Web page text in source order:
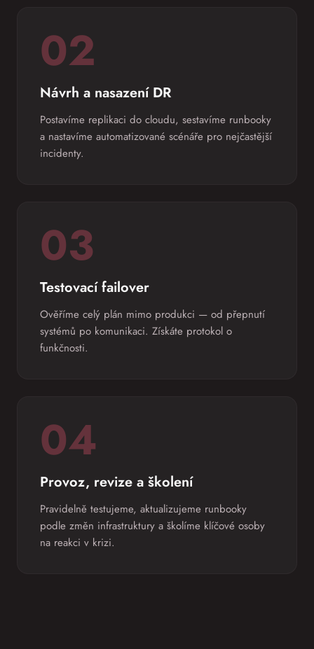
02
Návrh a nasazení DR
Postavíme replikaci do cloudu, sestavíme runbooky
a nastavíme automatizované scénáře pro nejčastější
incidenty.
03
Testovací failover
Ověříme celý plán mimo produkci — od přepnutí
systémů po komunikaci. Získáte protokol o
funkčnosti.
04
Provoz, revize a školení
Pravidelně testujeme, aktualizujeme runbooky
podle změn infrastruktury a školíme klíčové osoby
na reakci v krizi.